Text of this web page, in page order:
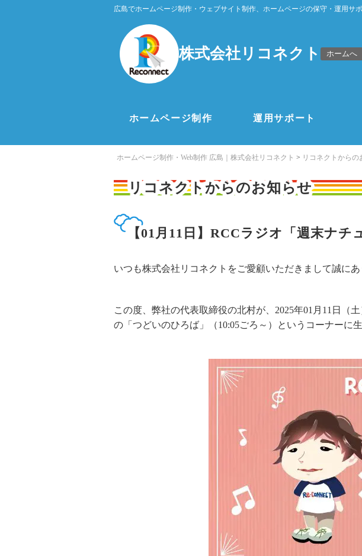
広島でホームページ制作・ウェブサイト制作、ホームページの保守・運用サ
株式会社リコネクト ホームへ
ホームページ制作 運用サポート
ホームページ制作・Web制作 広島｜株式会社リコネクト > リコネクトからの
リコネクトからのお知らせ
【01月11日】RCCラジオ「週末ナチ
いつも株式会社リコネクトをご愛顧いただきまして誠にあ
この度、弊社の代表取締役の北村が、2025年01月11日（
の「つどいのひろば」（10:05ごろ～）というコーナーに